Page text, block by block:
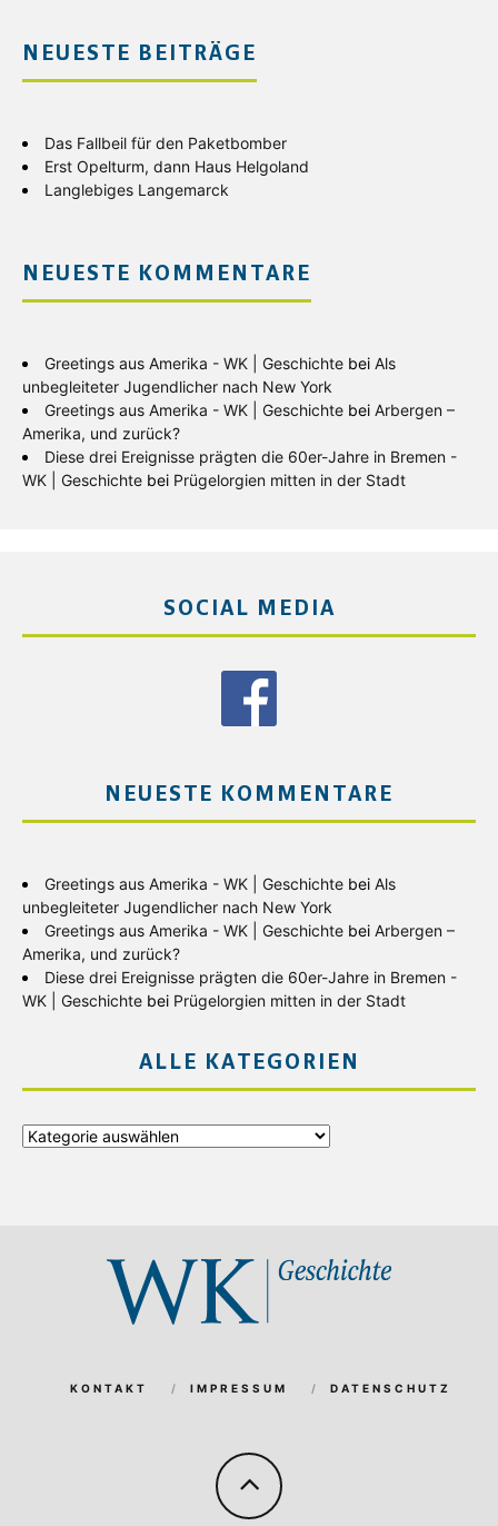
NEUESTE BEITRÄGE
Das Fallbeil für den Paketbomber
Erst Opelturm, dann Haus Helgoland
Langlebiges Langemarck
NEUESTE KOMMENTARE
Greetings aus Amerika - WK | Geschichte bei Als
unbegleiteter Jugendlicher nach New York
Greetings aus Amerika - WK | Geschichte bei Arbergen –
Amerika, und zurück?
Diese drei Ereignisse prägten die 60er-Jahre in Bremen -
WK | Geschichte bei Prügelorgien mitten in der Stadt
SOCIAL MEDIA
NEUESTE KOMMENTARE
Greetings aus Amerika - WK | Geschichte bei Als
unbegleiteter Jugendlicher nach New York
Greetings aus Amerika - WK | Geschichte bei Arbergen –
Amerika, und zurück?
Diese drei Ereignisse prägten die 60er-Jahre in Bremen -
WK | Geschichte bei Prügelorgien mitten in der Stadt
ALLE KATEGORIEN
Alle
KONTAKT IMPRESSUM DATENSCHUTZ